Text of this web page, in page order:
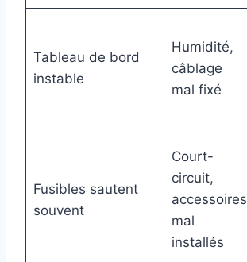
Tableau de bord
instable
Humidité,
câblage
mal fixé
Fusibles sautent
souvent
Court-
circuit,
accessoires
mal
installés